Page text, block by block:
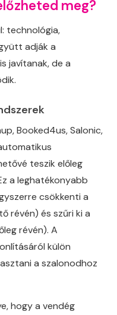
meg?
technológia,
adják a
javítanak, de a
Booked4us, Salonic,
teszik előleg
a leghatékonyabb
csökkenti a
révén) és szűri ki a
révén). A
külön
a szalonodhoz
hogy a vendég